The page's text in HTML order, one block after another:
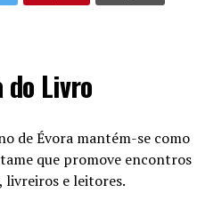
do Livro
de Évora mantém-se como
que promove encontros
livreiros e leitores.